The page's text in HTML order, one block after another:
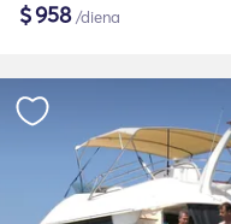
$958/diena